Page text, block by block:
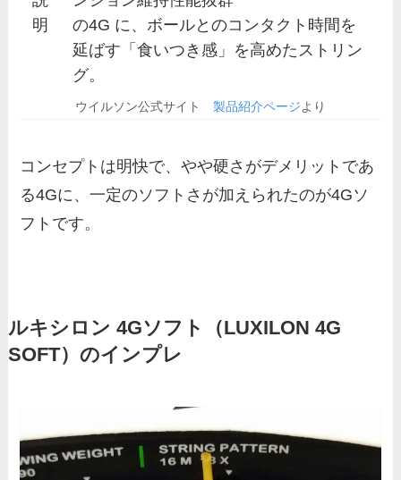
明
の4G に、ボールとのコンタクト時間を
延ばす「食いつき感」を高めたストリン
グ。
ウイルソン公式サイト 製品紹介ページより
コンセプトは明快で、やや硬さがデメリットであ
る4Gに、一定のソフトさが加えられたのが4Gソ
フトです。
ルキシロン 4Gソフト（LUXILON 4G
SOFT）のインプレ